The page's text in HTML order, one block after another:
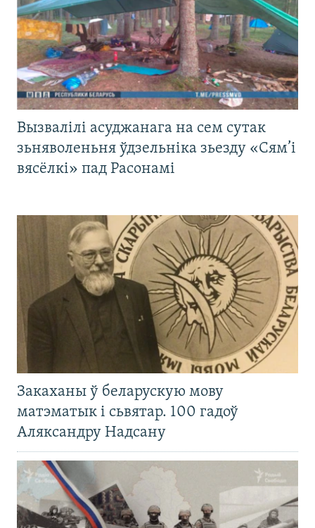
Вызвалілі асуджанага на сем сутак
зьняволеньня ўдзельніка зьезду «Сям’і
вясёлкі» пад Расонамі
Закаханы ў беларускую мову
матэматык і сьвятар. 100 гадоў
Аляксандру Надсану